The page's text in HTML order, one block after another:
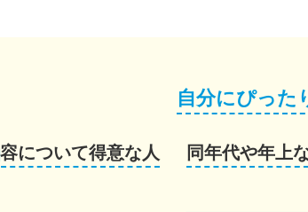
自分にぴった
について得意な人 同年代や年上